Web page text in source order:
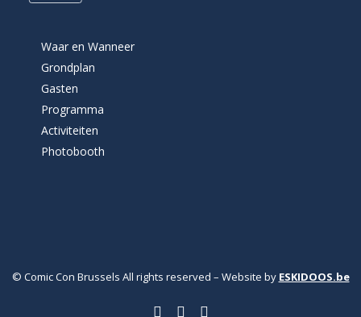
Waar en Wanneer
Grondplan
Gasten
Programma
Activiteiten
Photobooth
© Comic Con Brussels All rights reserved – Website by ESKIDOOS.be